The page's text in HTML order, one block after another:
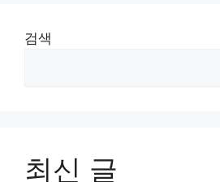
검색
최신 글